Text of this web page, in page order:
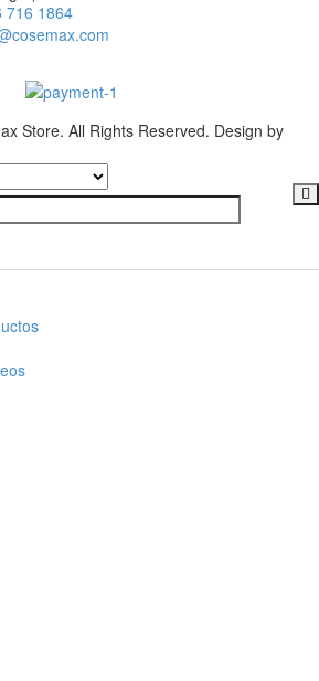
716 1864
Store. All Rights Reserved. Design by